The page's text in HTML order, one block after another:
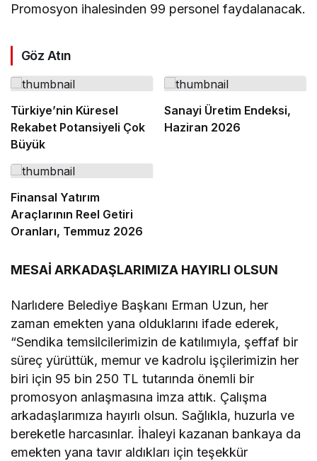
Promosyon ihalesinden 99 personel faydalanacak.
Göz Atın
Türkiye’nin Küresel
Rekabet Potansiyeli Çok
Büyük
Sanayi Üretim Endeksi,
Haziran 2026
Finansal Yatırım
Araçlarının Reel Getiri
Oranları, Temmuz 2026
MESAİ ARKADAŞLARIMIZA HAYIRLI OLSUN
Narlıdere Belediye Başkanı Erman Uzun, her
zaman emekten yana olduklarını ifade ederek,
“Sendika temsilcilerimizin de katılımıyla, şeffaf bir
süreç yürüttük, memur ve kadrolu işçilerimizin her
biri için 95 bin 250 TL tutarında önemli bir
promosyon anlaşmasına imza attık. Çalışma
arkadaşlarımıza hayırlı olsun. Sağlıkla, huzurla ve
bereketle harcasınlar. İhaleyi kazanan bankaya da
emekten yana tavır aldıkları için teşekkür